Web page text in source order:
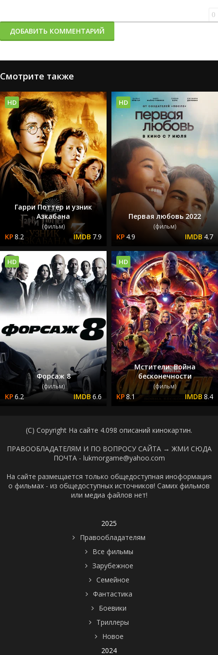
0
ДОБАВИТЬ КОММЕНТАРИЙ
Смотрите также
Гарри Поттер и узник
Азкабана
(фильм)
8.2 7.9
HD
Первая любовь 2022
(фильм)
4.9 4.7
HD
Форсаж 8
(фильм)
6.2 6.6
HD
Мстители: Война
бесконечности
(фильм)
8.1 8.4
HD
(C) Copyright На сайте 4.098 описаний кинокартин.
ПРАВООБЛАДАТЕЛЯМ И ПО ВОПРОСУ САЙТА → ЖМИ СЮДА
ПОЧТА - lukmorgame@yahoo.com
На сайте размещается только общедоступная иноформация
о фильмах - из общедоступных источников! Самих фильмов
или медиа файлов нет!
2025
Правообладателям
Все фильмы
Зарубежное
Семейное
Фантастика
Боевики
Триллеры
Новое
2024